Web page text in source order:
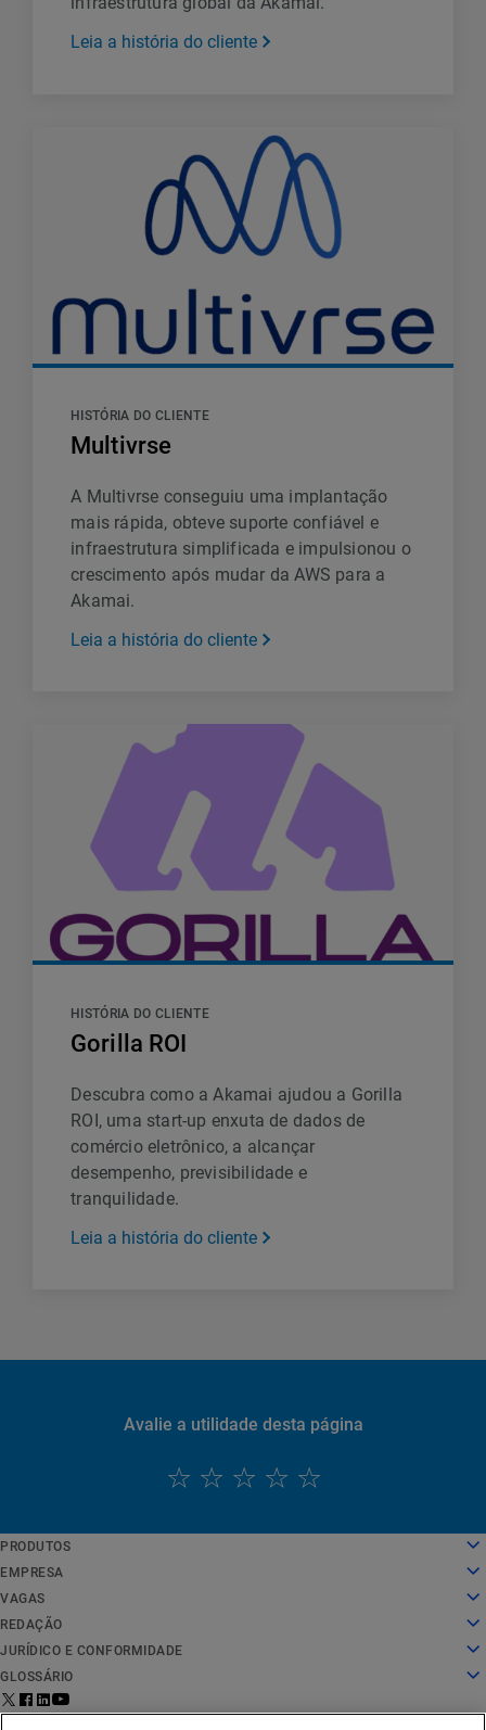
Leia a história do cliente
HISTÓRIA DO CLIENTE
Multivrse
A Multivrse conseguiu uma implantação
mais rápida, obteve suporte confiável e
infraestrutura simplificada e impulsionou o
crescimento após mudar da AWS para a
Akamai.
Leia a história do cliente
HISTÓRIA DO CLIENTE
Gorilla ROI
Descubra como a Akamai ajudou a Gorilla
ROI, uma start-up enxuta de dados de
comércio eletrônico, a alcançar
desempenho, previsibilidade e
tranquilidade.
Leia a história do cliente
Avalie a utilidade desta página
PRODUTOS
Computação em nuvem
Segurança
Entrega de conteúdo
Todos os produtos e avaliações
Serviços globais
EMPRESA
Sobre nós
História
Liderança
Prêmios
Conselho administrativo
Infraestrutura para inovação
VAGAS
Vagas
O trabalho na Akamai
Estudantes e recém-formados
Ambiente de trabalho inclusivo
Pesquisar cargos
REDAÇÃO
Redação
Comunicados à imprensa
Nas notícias
Recursos de mídia
JURÍDICO E CONFORMIDADE
Jurídico
Conformidade com segurança da informação
Privacy Trust Center
GLOSSÁRIO
O que é a segurança de APIs?
O que é uma CDN?
English
Deutsch
Español
Français
Italiano
Português
中文